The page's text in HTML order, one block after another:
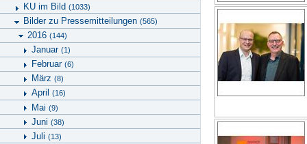
KU im Bild (1033)
Bilder zu Pressemitteilungen (565)
2016 (144)
Januar (1)
Februar (6)
März (8)
April (16)
Mai (9)
Juni (38)
Juli (13)